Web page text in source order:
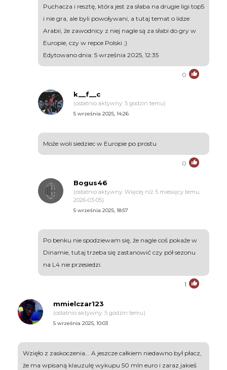
Puchacza i resztę, która jest za słaba na drugie ligi top5
i nie gra, ale byli powoływani, a tutaj temat o lidze
Arabii, że zawodnicy z niej nagle są za słabi do gry w
Europie, czy w repce Polski ;)
Edytowano dnia: 5 września 2025, 12:35
0
k__f__c
(ostatnio aktywny: 5 godzin temu)
5 września 2025, 14:26
Może woli siedziec w Europie po prostu
0
Bogus46
(ostatnio aktywny: Więcej niż 5 miesięcy temu,
2026-03-05)
5 września 2025, 18:57
Po benku nie spodziewam się, że nagle coś pokaże w
Dinamie, tutaj trzeba się zastanowić czy pół sezonu
na L4 nie przesiedzi.
1
mmielczar123
(ostatnio aktywny: 5 godzin temu)
5 września 2025, 10:03
Wzięło z zaskoczenia... A jeszcze całkiem niedawno był płacz,
że ma wpisaną klauzulę wykupu 50 mln euro i zaraz jakieś